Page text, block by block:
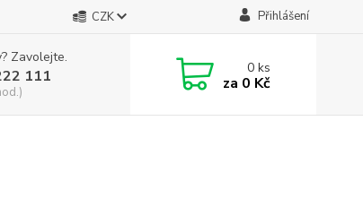
CZK Přihlášení
Zavolejte.
111 0ks
za 0 Kč